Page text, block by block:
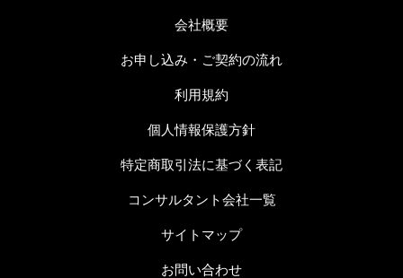
会社概要
お申し込み・ご契約の流れ
利用規約
個人情報保護方針
特定商取引法に基づく表記
コンサルタント会社一覧
サイトマップ
お問い合わせ